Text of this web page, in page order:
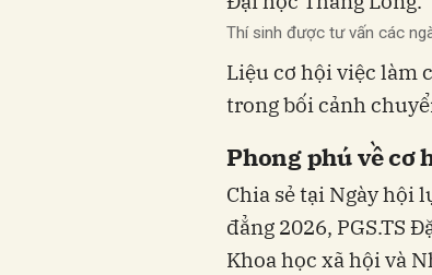
Thí sinh được tư vấn các
Liệu cơ hội việc làm
trong bối cảnh
Phong phú về cơ
Chia sẻ tại Ngày hội
đẳng 2026, PGS.TS
Khoa học xã hội và